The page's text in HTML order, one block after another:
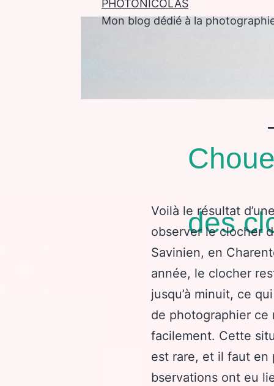
PHOTONICOLAS
Mon blog dédié à la
des
Voilà le résultat
observer le clocher
Savinien, en
année, le clocher
jusqu’à minuit, ce
de photographier ce
facilement. Cette
est rare, et il faut en
bservations ont eu